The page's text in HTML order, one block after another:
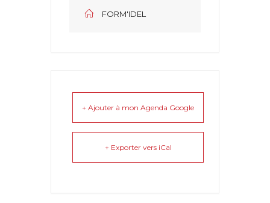
FORM'IDEL
+ Ajouter à mon Agenda Google
+ Exporter vers iCal